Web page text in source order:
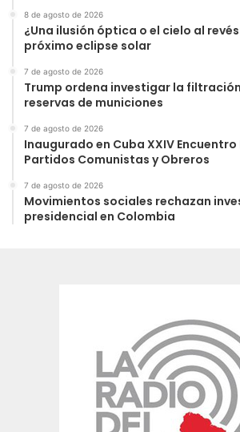
8 de agosto de 2026
¿Una ilusión óptica o el cielo al
próximo eclipse solar
7 de agosto de 2026
Trump ordena investigar la
reservas de municiones
7 de agosto de 2026
Inaugurado en Cuba XXIV
Partidos Comunistas y Obreros
7 de agosto de 2026
Movimientos sociales rechazan
presidencial en Colombia